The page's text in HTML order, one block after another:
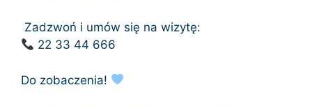
Zadzwoń i umów się na wizytę:
22 33 44 666
Do zobaczenia!